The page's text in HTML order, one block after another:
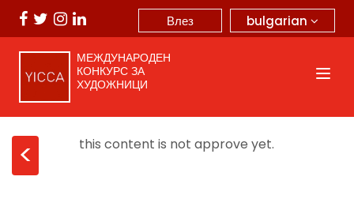
bulgarian
Влез
МЕЖДУНАРОДЕН
КОНКУРС ЗА
ХУДОЖНИЦИ
< this content is not approve yet.